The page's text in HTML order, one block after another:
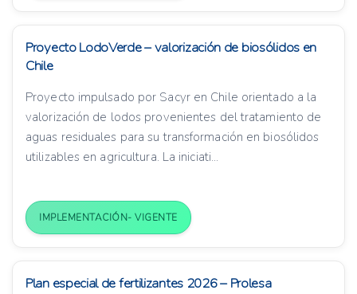
Proyecto LodoVerde – valorización de biosólidos en
Chile
Proyecto impulsado por Sacyr en Chile orientado a la
valorización de lodos provenientes del tratamiento de
aguas residuales para su transformación en biosólidos
utilizables en agricultura. La iniciati...
IMPLEMENTACIÓN- VIGENTE
Plan especial de fertilizantes 2026 – Prolesa